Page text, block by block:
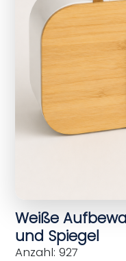
Weiße
und Spiegel
Anzahl: 927